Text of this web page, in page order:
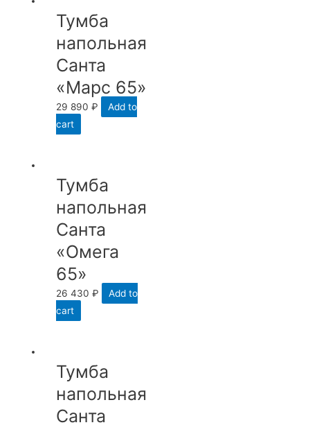
Тумба
напольная
Санта
«Марс 65»
29 890₽
Add to
cart
Тумба
напольная
Санта
«Омега
65»
26 430₽
Add to
cart
Тумба
напольная
Санта